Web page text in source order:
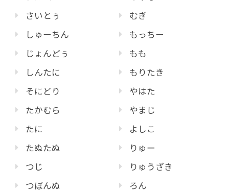
さいとぅ
しゅーちん
じょんどぅ
しんたに
そにどり
たかむら
たに
たぬたぬ
つじ
つぼんぬ
むぎ
もっちー
もも
もりたき
やはた
やまじ
よしこ
りゅー
りゅうざき
ろん